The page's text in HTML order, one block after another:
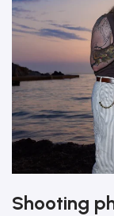
Shooting